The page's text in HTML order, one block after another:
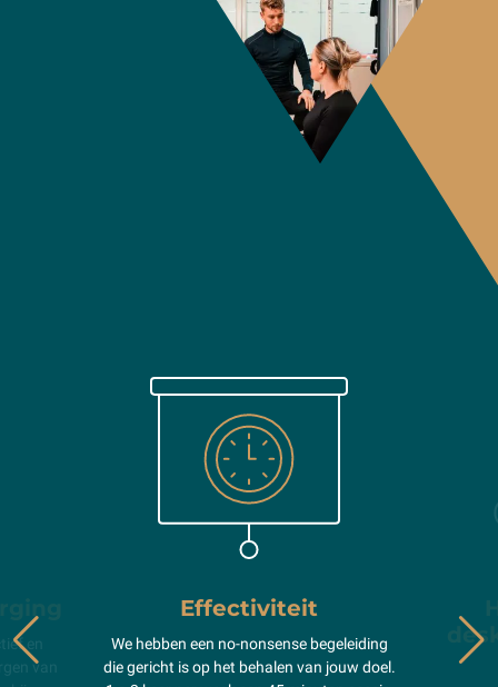
en
van
Effectiviteit
We hebben een no-nonsense begeleiding
die gericht is op het behalen van jouw doel.